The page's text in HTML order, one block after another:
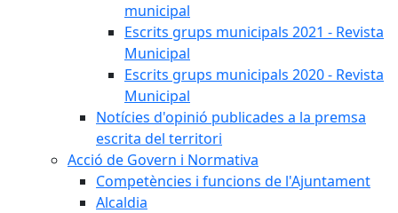
municipal
Escrits grups municipals 2021 - Revista
Municipal
Escrits grups municipals 2020 - Revista
Municipal
Notícies d'opinió publicades a la premsa
escrita del territori
Acció de Govern i Normativa
Competències i funcions de l'Ajuntament
Alcaldia